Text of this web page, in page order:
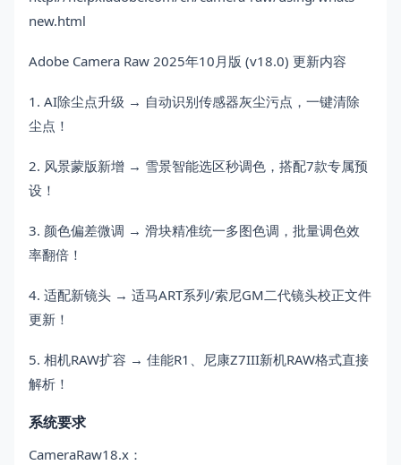
new.html
Adobe Camera Raw 2025年10月版 (v18.0) 更新内容
1. AI除尘点升级 → 自动识别传感器灰尘污点，一键清除
尘点！
2. 风景蒙版新增 → 雪景智能选区秒调色，搭配7款专属预
设！
3. 颜色偏差微调 → 滑块精准统一多图色调，批量调色效
率翻倍！
4. 适配新镜头 → 适马ART系列/索尼GM二代镜头校正文件
更新！
5. 相机RAW扩容 → 佳能R1、尼康Z7III新机RAW格式直接
解析！
系统要求
CameraRaw18.x：